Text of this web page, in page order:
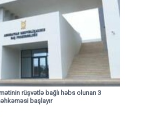
rüşvətlə bağlı həbs olunan 3
başlayır